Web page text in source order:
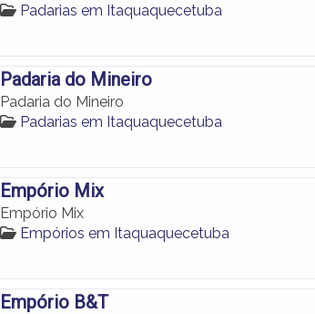
Padarias em Itaquaquecetuba
Padaria do Mineiro
Padaria do Mineiro
Padarias em Itaquaquecetuba
Empório Mix
Empório Mix
Empórios em Itaquaquecetuba
Empório B&T